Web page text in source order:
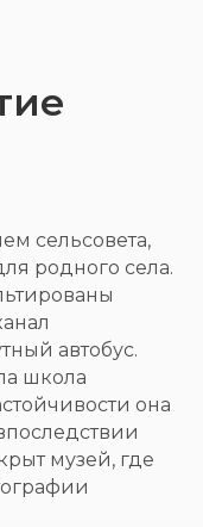
сельсовета,
родного села.
автобус.
школа
она
музей, где